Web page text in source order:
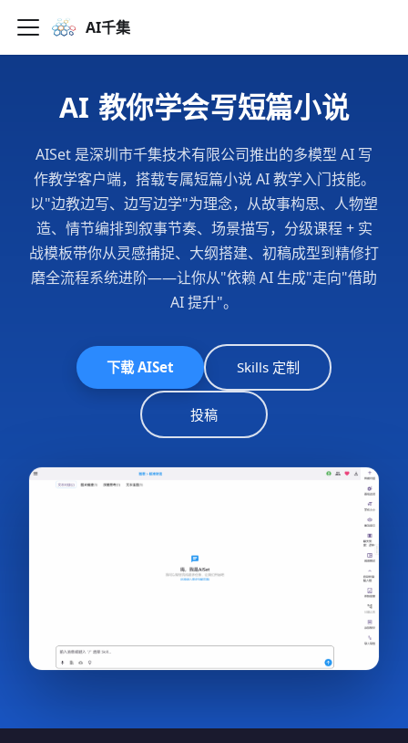
AI千集
AI 教你学会写短篇小说
AISet 是深圳市千集技术有限公司推出的多模型 AI 写
作教学客户端，搭载专属短篇小说 AI 教学入门技能。
以"边教边写、边写边学"为理念，从故事构思、人物塑
造、情节编排到叙事节奏、场景描写，分级课程 + 实
战模板带你从灵感捕捉、大纲搭建、初稿成型到精修打
磨全流程系统进阶——让你从"依赖 AI 生成"走向"借助
AI 提升"。
下载 AISet Skills 定制
投稿